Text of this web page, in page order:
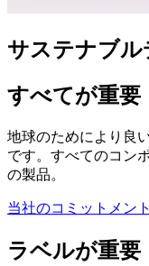
サステナブル
すべてが重要
地球のためにより良
です。すべてのコン
の製品。
当社のコミットメント
ラベルが重要